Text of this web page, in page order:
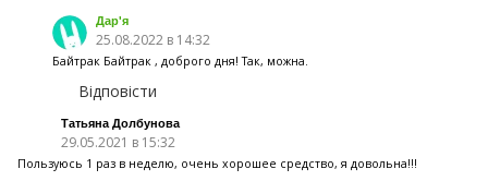
Дар'я
25.08.2022 в 14:32
Байтрак Байтрак , доброго дня! Так, можна.
Відповісти
Татьяна Долбунова
29.05.2021 в 15:32
Пользуюсь 1 раз в неделю, очень хорошее средство, я довольна!!!